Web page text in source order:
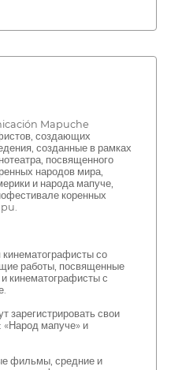
Mapuche
создающих
созданные в рамках
посвященного
народов мира,
и народа мапуче,
коренных
со
работы, посвященные
кинематографисты с
зарегистрировать свои
«Народ мапуче» и
фильмы, средние и